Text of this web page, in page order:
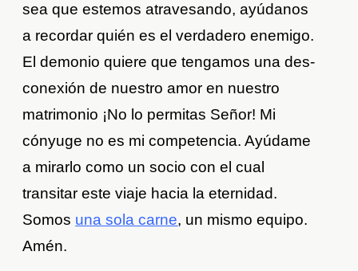
sea que estemos atravesando, ayúdanos
a recordar quién es el verdadero enemigo.
El demonio quiere que tengamos una des-
conexión de nuestro amor en nuestro
matrimonio ¡No lo permitas Señor! Mi
cónyuge no es mi competencia. Ayúdame
a mirarlo como un socio con el cual
transitar este viaje hacia la eternidad.
Somos una sola carne, un mismo equipo.
Amén.